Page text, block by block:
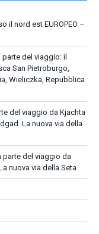
il nord est EUROPEO –
del viaggio: il
San Pietroburgo,
Wieliczka, Repubblica
del viaggio da Kjachta
La nuova via della
parte del viaggio da
nuova via della Seta